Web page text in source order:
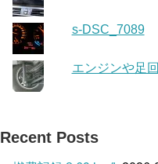
s-DSC_7089
エンジンや足
Recent Posts